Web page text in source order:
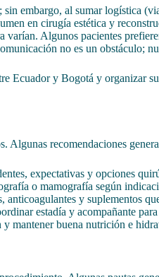
embargo, al sumar logística
en cirugía estética y
varían. Algunos pacientes
no es un obstáculo;
Ecuador y Bogotá y organizar
Algunas recomendaciones
expectativas y opciones
o mamografía según
anticoagulantes y suplementos
estadía y acompañante
mantener buena nutrición e